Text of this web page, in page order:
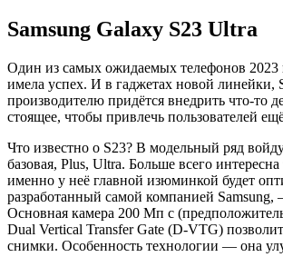
Samsung Galaxy S23 Ultra
Один из самых ожидаемых телефонов 2023
имела успех. И в гаджетах новой линейки,
производителю придётся внедрить что-то
стоящее, чтобы привлечь пользователей
Что известно о S23? В модельный ряд
базовая, Plus, Ultra. Больше всего интересна
именно у неё главной изюминкой будет
разработанный самой компанией
Основная камера 200 Мп с
Dual Vertical Transfer Gate (D-VTG)
снимки. Особенность технологии — она